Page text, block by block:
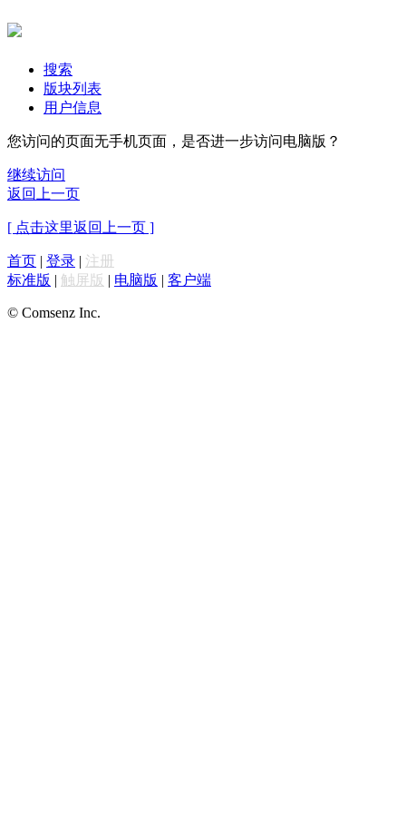
搜索
版块列表
用户信息
您访问的页面无手机页面，是否进一步访问电脑版？
继续访问
返回上一页
[ 点击这里返回上一页 ]
首页 | 登录 | 注册
标准版 | 触屏版 | 电脑版 | 客户端
© Comsenz Inc.